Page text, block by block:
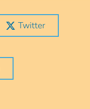
Twitter